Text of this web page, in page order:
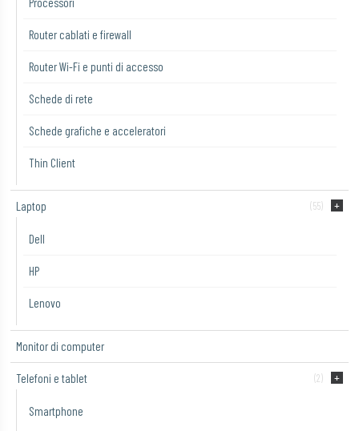
Router cablati e firewall
Router Wi-Fi e punti di accesso
Schede di rete
Schede grafiche e acceleratori
Thin Client
Laptop (55)
Dell
HP
Lenovo
Monitor di computer
Telefoni e tablet (2)
Smartphone